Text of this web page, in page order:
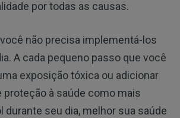
por todas as causas.
não precisa implementá-los
A cada pequeno passo que você
exposição tóxica ou adicionar
proteção à saúde como mais
durante seu dia, melhor sua saúde